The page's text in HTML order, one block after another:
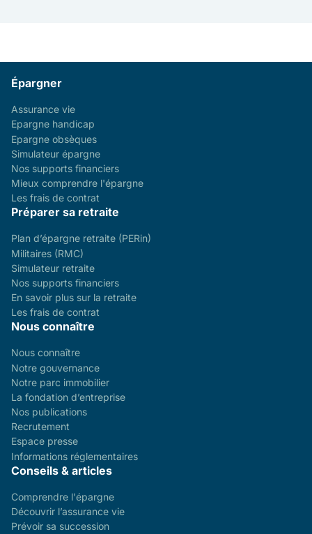
Épargner
Assurance vie
Epargne handicap
Epargne obsèques
Simulateur épargne
Nos supports financiers
Mieux comprendre l'épargne
Les frais de contrat
Préparer sa retraite
Plan d’épargne retraite (PERin)
Militaires (RMC)
Simulateur retraite
Nos supports financiers
En savoir plus sur la retraite
Les frais de contrat
Nous connaître
Nous connaître
Notre gouvernance
Notre parc immobilier
La fondation d’entreprise
Nos publications
Recrutement
Espace presse
Informations réglementaires
Conseils & articles
Comprendre l'épargne
Découvrir l’assurance vie
Prévoir sa succession